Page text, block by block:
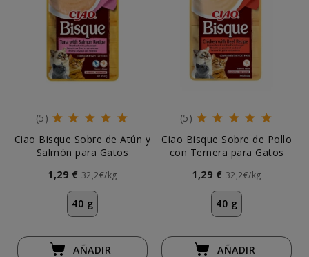
(5)
Ciao Bisque Sobre de Atún y
Salmón para Gatos
1,29 € 32,2€/kg
40 g
AÑADIR
(5)
Ciao Bisque Sobre de Pollo
con Ternera para Gatos
1,29 € 32,2€/kg
40 g
AÑADIR